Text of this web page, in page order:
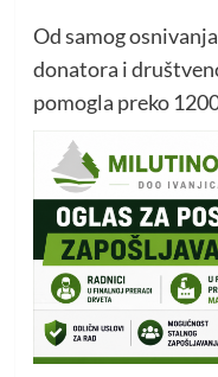
Od samog
donatora i
pomogla preko